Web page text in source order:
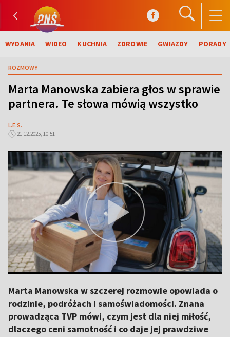
WYDANIA WIDEO KUCHNIA ZDROWIE GWIAZDY PORADY
ROZMOWY
Marta Manowska zabiera głos w sprawie
partnera. Te słowa mówią wszystko
L.E.S.
21.12.2025, 10:51
Marta Manowska w szczerej rozmowie opowiada o
rodzinie, podróżach i samoświadomości. Znana
prowadząca TVP mówi, czym jest dla niej miłość,
dlaczego ceni samotność i co daje jej prawdziwe